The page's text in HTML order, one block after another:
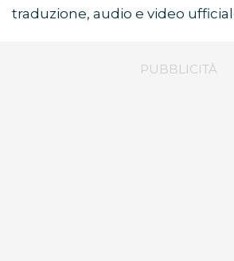
traduzione, audio e video